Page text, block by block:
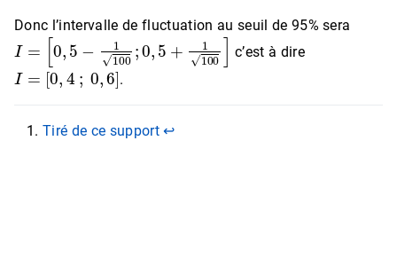
Donc l’intervalle de fluctuation au seuil de 95% sera
I= 5− 1 0 +1 100
c’est à dire
I= 4 0 6]
.
Tiré de ce support ↩︎